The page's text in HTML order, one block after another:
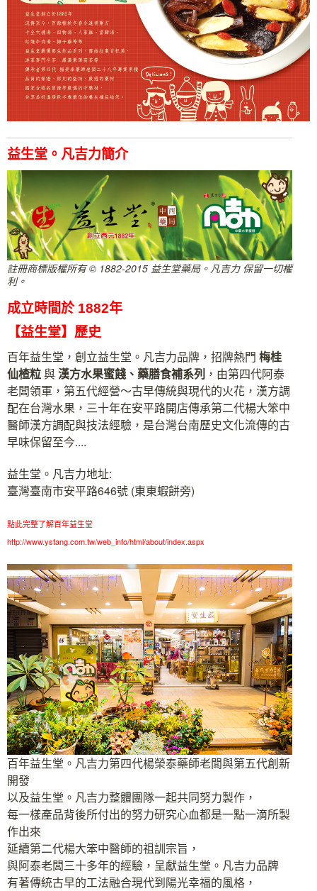
益生堂。凡吉力簡介
註冊商標版權所有 © 1882-2015 益生堂藥局。凡吉力 保留一切權
利。
成立時間於 1882年
【益生堂】歷史
百年益生堂，創立益生堂。凡吉力品牌，招牌熱門 梅桂
仙楂粒與漢方水果蜜餞、藥膳食補系列 ，由第四代阿泰
老闆領軍，第五代經營～古早傳統與現代的火花，漢方調
配在台灣水果，三十年在安平路開店傳承第二代楊大笨中
醫師漢方調配與技法經驗，是台灣台南歷史文化流傳的古
早味保留至今....
益生堂。凡吉力地址:
臺灣臺南市安平路646號 (東東蝦餅旁)
點此完整了解百年益生堂
http://www.ystang.com.tw/web_info/html/about/index.aspx
百年益生堂。凡吉力第四代楊榮泰藥師老闆與第五代創新
開發
以及益生堂。凡吉力整體團隊一起共同努力製作，
每一樣產品背後所付出的努力研究心血都是一點一滴所製
作出來
延續第二代楊大笨中醫師的祖訓宗旨，
與阿泰老闆三十多年的經驗，呈獻益生堂。凡吉力品牌
有著傳統古早的工法融合現代到陽光幸福的風格，